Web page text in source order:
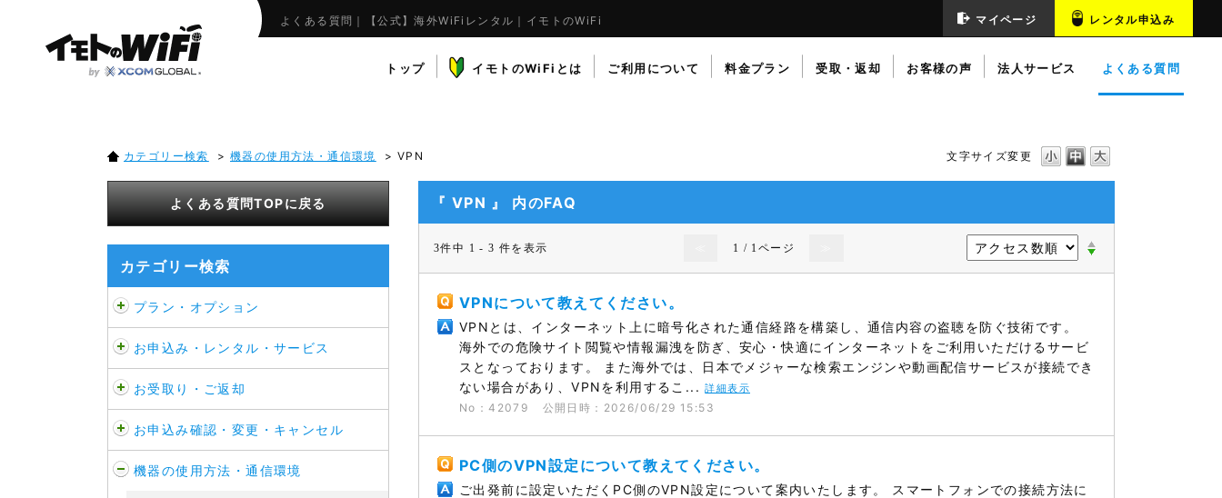
VPN
よくある質問｜【公式】海外WiFiレンタル｜イモトのWiFi マイページ レンタル申込み
トップ イモトのWiFiとは ご利用について 料金プラン 受取・返却 お客様の声 法人サービス よくある質問
文字サイズ変更
カテゴリー検索 >機器の使用方法・通信環境 >VPN
よくある質問TOPに戻る
カテゴリー検索
プラン・オプション
お申込み・レンタル・サービス
お受取り・ご返却
お申込み確認・変更・キャンセル
機器の使用方法・通信環境
『 VPN 』 内のFAQ
3件中 1 - 3 件を表示 1 / 1ページ
VPNについて教えてください。
VPNとは、インターネット上に暗号化された通信経路を構築し、通信内容の盗聴を防ぐ技術です。
海外での危険サイト閲覧や情報漏洩を防ぎ、安心・快​適にインターネットをご利用いただけるサービ
スとなっております。 また海外では、日本でメジャーな検索エンジンや動画配信サービスが接続でき
ない場合があり、VPNを利用するこ...詳細表示
No：42079 公開日時：2026/06/29 15:53
PC側のVPN設定について教えてください。
ご出発前に設定いただくPC側のVPN設定について案内いたします。 スマートフォンでの接続方法に